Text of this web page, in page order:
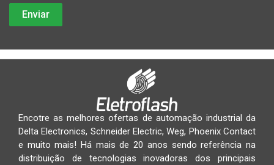
Encotre as melhores ofertas de automação industrial da
Delta Electronics, Schneider Electric, Weg, Phoenix Contact
e muito mais! Há mais de 20 anos sendo referência na
distribuição de tecnologias inovadoras dos principais